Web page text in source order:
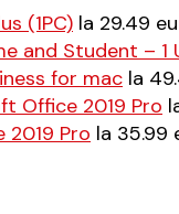
(1PC) la 29.49
and Student – 1
for mac la
Office 2019 Pro
2019 Pro la 35.99